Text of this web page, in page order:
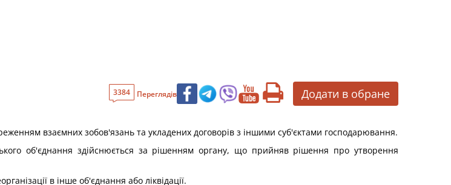
3384 Переглядів Додати в обране
взаємних зобов'язань та укладених договорів з іншими суб'єктами господарювання.
об'єднання здійснюється за рішенням органу, що прийняв рішення про утворення
в інше об'єднання або ліквідації.